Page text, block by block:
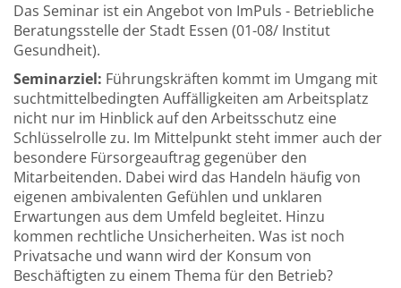
Das Seminar ist ein Angebot von ImPuls - Betriebliche
Beratungsstelle der Stadt Essen (01-08/ Institut
Gesundheit).
Seminarziel: Führungskräften kommt im Umgang mit
suchtmittelbedingten Auffälligkeiten am Arbeitsplatz
nicht nur im Hinblick auf den Arbeitsschutz eine
Schlüsselrolle zu. Im Mittelpunkt steht immer auch der
besondere Fürsorgeauftrag gegenüber den
Mitarbeitenden. Dabei wird das Handeln häufig von
eigenen ambivalenten Gefühlen und unklaren
Erwartungen aus dem Umfeld begleitet. Hinzu
kommen rechtliche Unsicherheiten. Was ist noch
Privatsache und wann wird der Konsum von
Beschäftigten zu einem Thema für den Betrieb?